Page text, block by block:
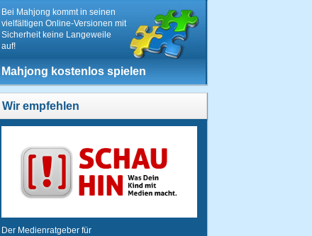
Bei Mahjong kommt in seinen
vielfältigen Online-Versionen mit
Sicherheit keine Langeweile
auf!
Mahjong kostenlos spielen
Wir empfehlen
Der Medienratgeber für